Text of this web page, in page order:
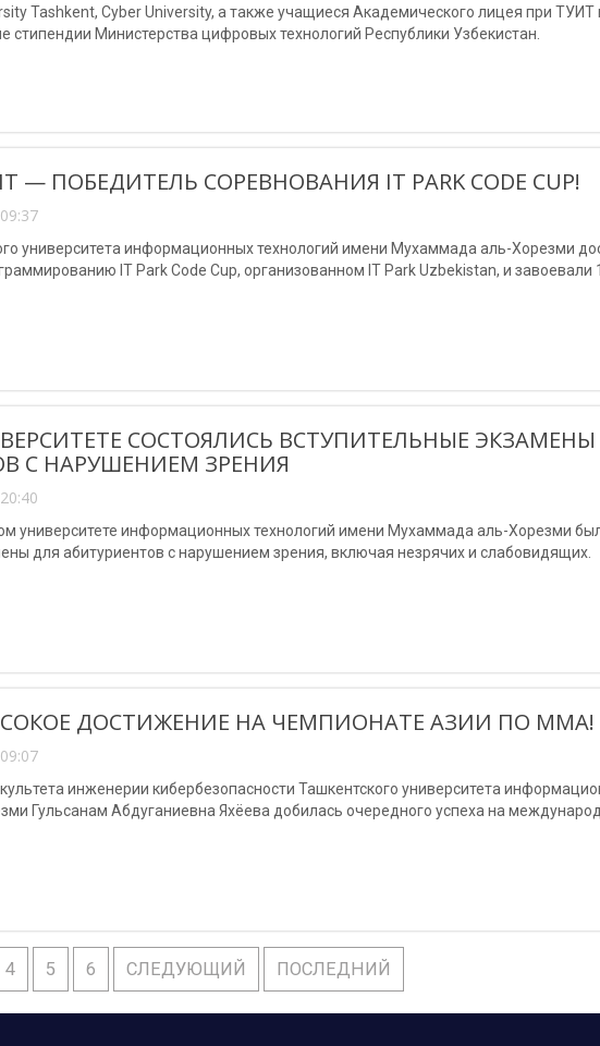
Tashkent, Cyber University, а также учащиеся Академического лицея при ТУИТ
стипендии Министерства цифровых технологий Республики Узбекистан.
— ПОБЕДИТЕЛЬ СОРЕВНОВАНИЯ IT PARK CODE CUP!
университета информационных технологий имени Мухаммада аль-Хорезми
IT Park Code Cup, организованном IT Park Uzbekistan, и завоевали
СОСТОЯЛИСЬ ВСТУПИТЕЛЬНЫЕ ЭКЗАМЕНЫ
С НАРУШЕНИЕМ ЗРЕНИЯ
университете информационных технологий имени Мухаммада аль-Хорезми
для абитуриентов с нарушением зрения, включая незрячих и слабовидящих.
ДОСТИЖЕНИЕ НА ЧЕМПИОНАТЕ АЗИИ ПО ММА!
инженерии кибербезопасности Ташкентского университета
Гульсанам Абдуганиевна Яхёева добилась очередного успеха на
4 5 6 СЛЕДУЮЩИЙ ПОСЛЕДНИЙ